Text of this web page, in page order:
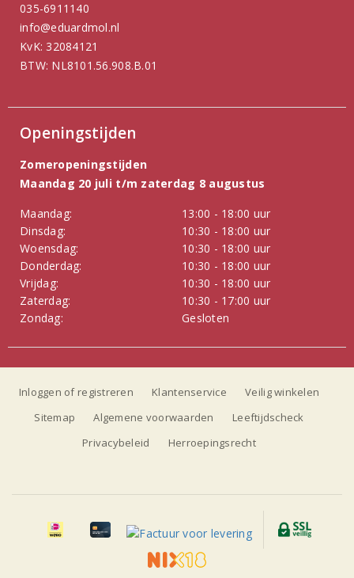
035-6911140
info@eduardmol.nl
KvK: 32084121
BTW: NL8101.56.908.B.01
Openingstijden
Zomeropeningstijden
Maandag 20 juli t/m zaterdag 8 augustus
Maandag:
13:00 - 18:00 uur
Dinsdag:
10:30 - 18:00 uur
Woensdag:
10:30 - 18:00 uur
Donderdag:
10:30 - 18:00 uur
Vrijdag:
10:30 - 18:00 uur
Zaterdag:
10:30 - 17:00 uur
Zondag:
Gesloten
Inloggen of registreren Klantenservice
Veilig winkelen
Sitemap
Algemene voorwaarden
Leeftijdscheck
Privacybeleid
Herroepingsrecht